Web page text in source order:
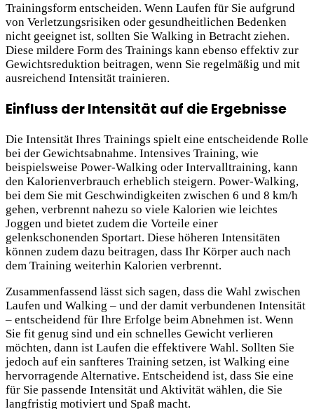
Trainingsform entscheiden. Wenn Laufen für Sie aufgrund
von Verletzungsrisiken oder gesundheitlichen Bedenken
nicht geeignet ist, sollten Sie Walking in Betracht ziehen.
Diese mildere Form des Trainings kann ebenso effektiv zur
Gewichtsreduktion beitragen, wenn Sie regelmäßig und mit
ausreichend Intensität trainieren.
Einfluss der Intensität auf die Ergebnisse
Die Intensität Ihres Trainings spielt eine entscheidende Rolle
bei der Gewichtsabnahme. Intensives Training, wie
beispielsweise Power-Walking oder Intervalltraining, kann
den Kalorienverbrauch erheblich steigern. Power-Walking,
bei dem Sie mit Geschwindigkeiten zwischen 6 und 8 km/h
gehen, verbrennt nahezu so viele Kalorien wie leichtes
Joggen und bietet zudem die Vorteile einer
gelenkschonenden Sportart. Diese höheren Intensitäten
können zudem dazu beitragen, dass Ihr Körper auch nach
dem Training weiterhin Kalorien verbrennt.
Zusammenfassend lässt sich sagen, dass die Wahl zwischen
Laufen und Walking – und der damit verbundenen Intensität
– entscheidend für Ihre Erfolge beim Abnehmen ist. Wenn
Sie fit genug sind und ein schnelles Gewicht verlieren
möchten, dann ist Laufen die effektivere Wahl. Sollten Sie
jedoch auf ein sanfteres Training setzen, ist Walking eine
hervorragende Alternative. Entscheidend ist, dass Sie eine
für Sie passende Intensität und Aktivität wählen, die Sie
langfristig motiviert und Spaß macht.